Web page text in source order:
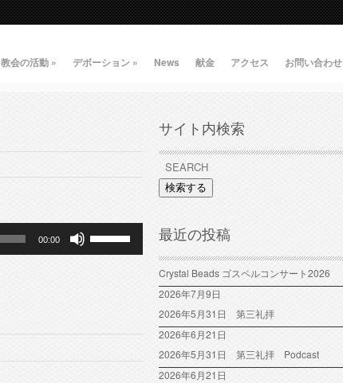
教会の活動 » デボーション » News 献金 アクセス お問い合わせ
00:00
節
サイト内検索
検索する
最近の投稿
Crystal Beads ゴスペルコンサート2026
2026年7月9日
2026年5月31日 第三礼拝
2026年6月21日
2026年5月31日 第三礼拝 Podcast
2026年6月21日